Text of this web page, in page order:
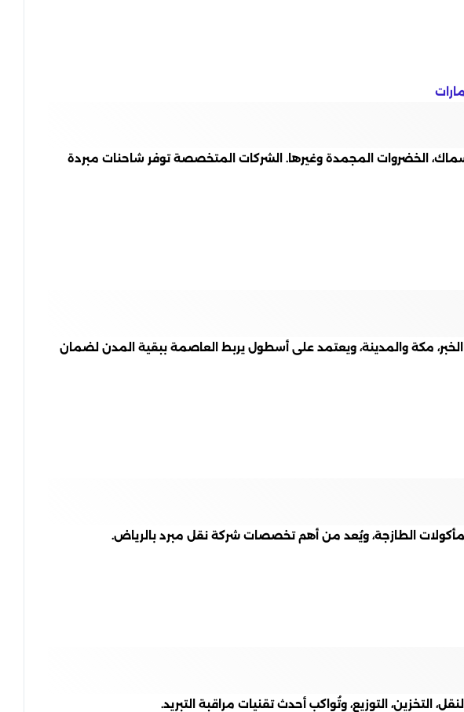
الخضروات المجمدة وغيرها. الشركات المتخصصة توفر شاحنات مبردة
مكة والمدينة، ويعتمد على أسطول يربط العاصمة ببقية المدن لضمان
الطازجة، ويُعد من أهم تخصصات شركة نقل مبرد بالرياض.
التوزيع، وتُواكب أحدث تقنيات مراقبة التبريد.